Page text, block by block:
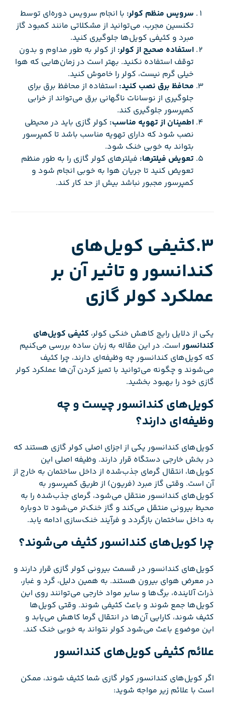
سرویس منظم کولر: با انجام سرویس دوره‌ای توسط
تکنسین مجرب، می‌توانید از مشکلاتی مانند کمبود گاز
مبرد و کثیفی کویل‌ها جلوگیری کنید.
استفاده صحیح از کولر: از کولر به طور مداوم و بدون
توقف استفاده نکنید. بهتر است در زمان‌هایی که هوا
خیلی گرم نیست، کولر را خاموش کنید.
محافظ برق نصب کنید: استفاده از محافظ برق برای
جلوگیری از نوسانات ناگهانی برق می‌تواند از خرابی
کمپرسور جلوگیری کند.
اطمینان از تهویه مناسب: کولر گازی باید در محیطی
نصب شود که دارای تهویه مناسب باشد تا کمپرسور
بتواند به خوبی خنک شود.
تعویض فیلترها: فیلترهای کولر گازی را به طور منظم
تعویض کنید تا جریان هوا به خوبی انجام شود و
کمپرسور مجبور نباشد بیش از حد کار کند.
3.کثیفی کویل‌های
کندانسور و تاثیر آن بر
عملکرد کولر گازی
یکی از دلایل رایج کاهش خنکی کولر، کثیفی کویل‌های
کندانسوراست. در این مقاله به زبان ساده بررسی می‌کنیم
که کویل‌های کندانسور چه وظیفه‌ای دارند، چرا کثیف
می‌شوند و چگونه می‌توانید با تمیز کردن آن‌ها عملکرد کولر
گازی خود را بهبود بخشید.
کویل‌های کندانسور چیست و چه
وظیفه‌ای دارند؟
کویل‌های کندانسور یکی از اجزای اصلی کولر گازی هستند که
در بخش خارجی دستگاه قرار دارند. وظیفه اصلی این
کویل‌ها، انتقال گرمای جذب‌شده از داخل ساختمان به خارج از
آن است. وقتی گاز مبرد (فریون) از طریق کمپرسور به
کویل‌های کندانسور منتقل می‌شود، گرمای جذب‌شده را به
محیط بیرونی منتقل می‌کند و گاز خنک‌تر می‌شود تا دوباره
به داخل ساختمان بازگردد و فرآیند خنک‌سازی ادامه یابد.
چرا کویل‌های کندانسور کثیف می‌شوند؟
کویل‌های کندانسور در قسمت بیرونی کولر گازی قرار دارند و
در معرض هوای بیرون هستند. به همین دلیل، گرد و غبار،
ذرات آلاینده، برگ‌ها و سایر مواد خارجی می‌توانند روی این
کویل‌ها جمع شوند و باعث کثیفی شوند. وقتی کویل‌ها
کثیف شوند، کارایی آن‌ها در انتقال گرما کاهش می‌یابد و
این موضوع باعث می‌شود کولر نتواند به خوبی خنک کند.
علائم کثیفی کویل‌های کندانسور
اگر کویل‌های کندانسور کولر گازی شما کثیف شوند، ممکن
است با علائم زیر مواجه شوید: